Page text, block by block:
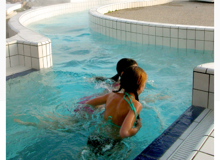
Espace Aquatique
Espace Détente
Espace Forme